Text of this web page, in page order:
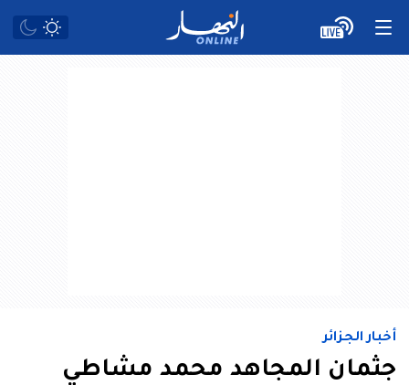
أخبار الجزائر
جثمان المجاهد محمد مشاطي